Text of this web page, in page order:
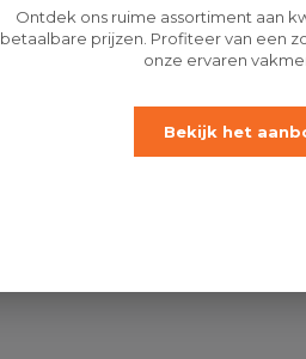
OFFERTE AANVRAGEN
LET
Ontdek ons ruime assortiment aan
betaalbare prijzen. Profiteer van een
onze ervaren
Bekijk het